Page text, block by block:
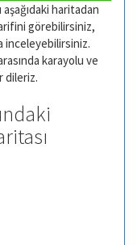
aşağıdaki haritadan
görebilirsiniz,
inceleyebilirsiniz.
karayolu ve
dileriz.